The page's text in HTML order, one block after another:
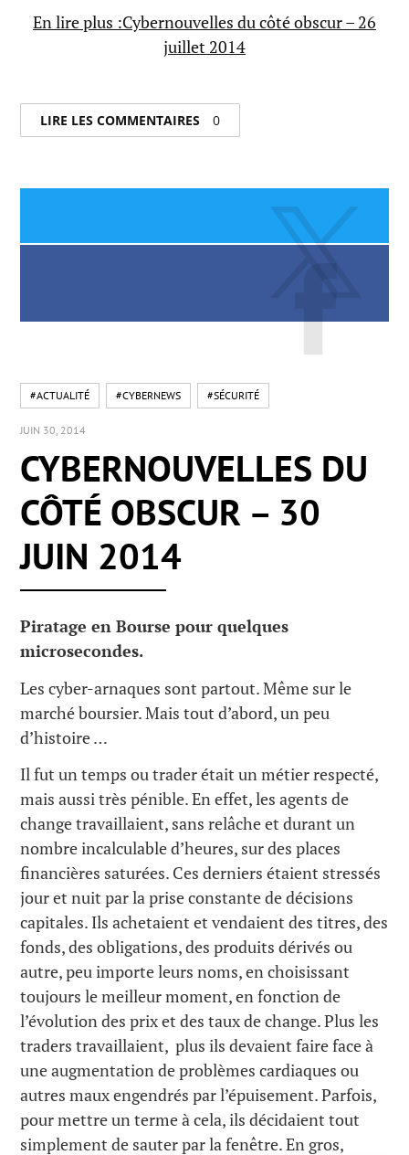
En lire plus :Cybernouvelles du côté obscur – 26
juillet 2014
LIRE LES COMMENTAIRES 0
#ACTUALITÉ #CYBERNEWS #SÉCURITÉ
JUIN 30, 2014
CYBERNOUVELLES DU
CÔTÉ OBSCUR – 30
JUIN 2014
Piratage en Bourse pour quelques
microsecondes.
Les cyber-arnaques sont partout. Même sur le
marché boursier. Mais tout d’abord, un peu
d’histoire …
Il fut un temps ou trader était un métier respecté,
mais aussi très pénible. En effet, les agents de
change travaillaient, sans relâche et durant un
nombre incalculable d’heures, sur des places
financières saturées. Ces derniers étaient stressés
jour et nuit par la prise constante de décisions
capitales. Ils achetaient et vendaient des titres, des
fonds, des obligations, des produits dérivés ou
autre, peu importe leurs noms, en choisissant
toujours le meilleur moment, en fonction de
l’évolution des prix et des taux de change. Plus les
traders travaillaient, plus ils devaient faire face à
une augmentation de problèmes cardiaques ou
autres maux engendrés par l’épuisement. Parfois,
pour mettre un terme à cela, ils décidaient tout
simplement de sauter par la fenêtre. En gros,